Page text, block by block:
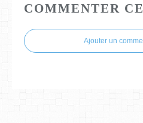
COMMENTER
Ajouter un